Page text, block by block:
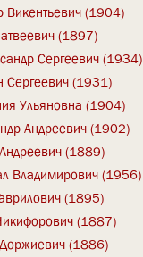
Викентьевич (1904)
(1897)
Сергеевич (1934)
Сергеевич (1931)
Ульяновна (1904)
Андреевич (1902)
(1889)
Владимирович (1956)
(1895)
(1887)
(1886)